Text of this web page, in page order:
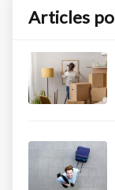
Articles